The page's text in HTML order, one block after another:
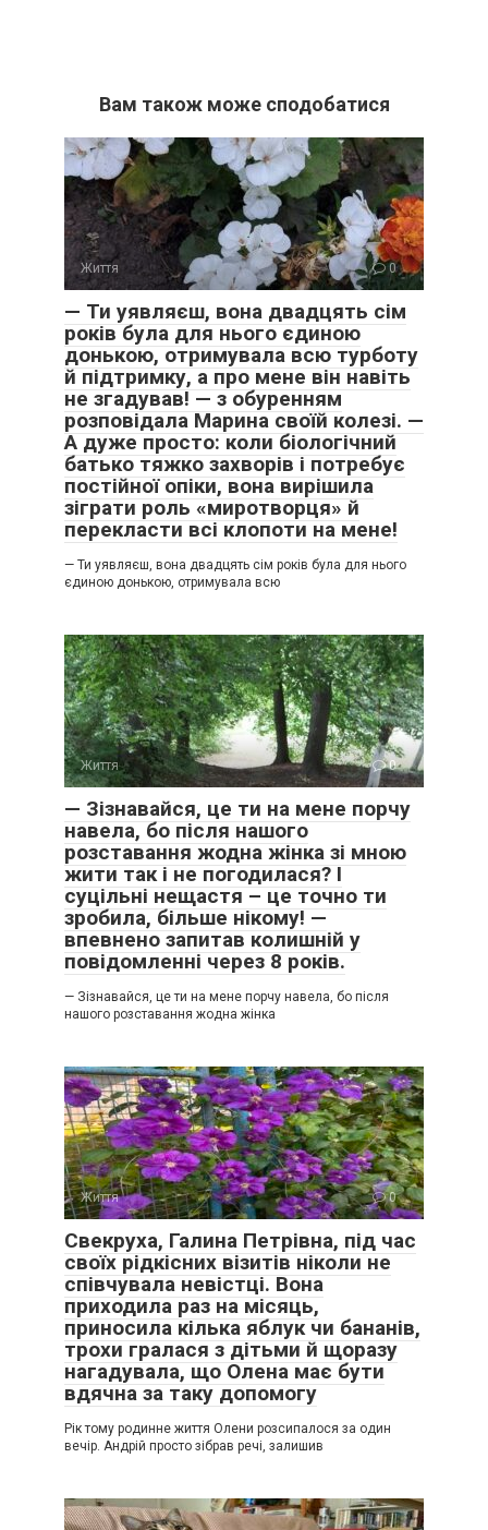
Вам також може сподобатися
Життя 0
— Ти уявляєш, вона двадцять сім
років була для нього єдиною
донькою, отримувала всю турботу
й підтримку, а про мене він навіть
не згадував! — з обуренням
розповідала Марина своїй колезі. —
А дуже просто: коли біологічний
батько тяжко захворів і потребує
постійної опіки, вона вирішила
зіграти роль «миротворця» й
перекласти всі клопоти на мене!
— Ти уявляєш, вона двадцять сім років була для нього
єдиною донькою, отримувала всю
Життя 0
— Зізнавайся, це ти на мене порчу
навела, бо після нашого
розставання жодна жінка зі мною
жити так і не погодилася? І
суцільні нещастя – це точно ти
зробила, більше нікому! —
впевнено запитав колишній у
повідомленні через 8 років.
— Зізнавайся, це ти на мене порчу навела, бо після
нашого розставання жодна жінка
Життя 0
Свекруха, Галина Петрівна, під час
своїх рідкісних візитів ніколи не
співчувала невістці. Вона
приходила раз на місяць,
приносила кілька яблук чи бананів,
трохи гралася з дітьми й щоразу
нагадувала, що Олена має бути
вдячна за таку допомогу
Рік тому родинне життя Олени розсипалося за один
вечір. Андрій просто зібрав речі, залишив